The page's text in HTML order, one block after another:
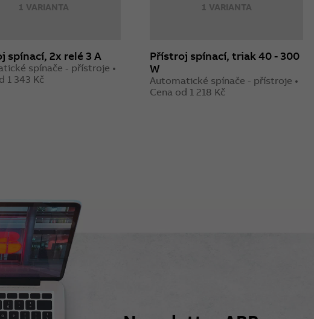
1 VARIANTA
spínací, 2x relé 3 A
spínače - přístroje •
1 343 Kč
1 VARIANTA
Přístroj spínací, triak 40 - 300
W
Automatické spínače - přístroje •
Cena od 1 218 Kč